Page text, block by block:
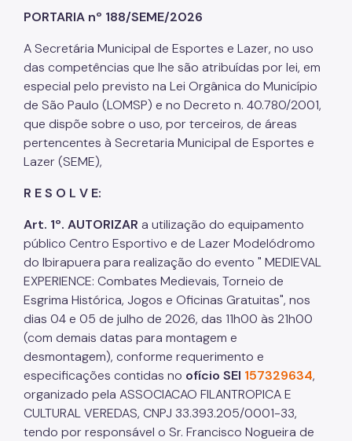
PORTARIA nº 188/SEME/2026
A Secretária Municipal de Esportes e Lazer, no uso
das competências que lhe são atribuídas por lei, em
especial pelo previsto na Lei Orgânica do Município
de São Paulo (LOMSP) e no Decreto n. 40.780/2001,
que dispõe sobre o uso, por terceiros, de áreas
pertencentes à Secretaria Municipal de Esportes e
Lazer (SEME),
R E S O L V E:
Art. 1º. AUTORIZAR a utilização do equipamento
público Centro Esportivo e de Lazer Modelódromo
do Ibirapuera para realização do evento " MEDIEVAL
EXPERIENCE: Combates Medievais, Torneio de
Esgrima Histórica, Jogos e Oficinas Gratuitas", nos
dias 04 e 05 de julho de 2026, das 11h00 às 21h00
(com demais datas para montagem e
desmontagem), conforme requerimento e
especificações contidas no ofício SEI 157329634,
organizado pela ASSOCIACAO FILANTROPICA E
CULTURAL VEREDAS, CNPJ 33.393.205/0001-33,
tendo por responsável o Sr. Francisco Nogueira de